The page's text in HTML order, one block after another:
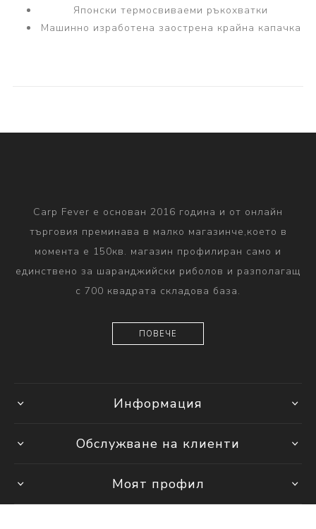
Японски термосвиваеми ръкохватки
Машинно изработена заострена крайна капачка
Carp Fever е основан 2016 година и от онлайн
търговия преминава в малко магазинче,което в
момента е 150кв. магазин профилиран само и
единствено за шаранджийски риболов и разполагащ
с 700 квадрата складова база.
ПОВЕЧЕ
Информация
Обслужване на клиенти
Моят профил